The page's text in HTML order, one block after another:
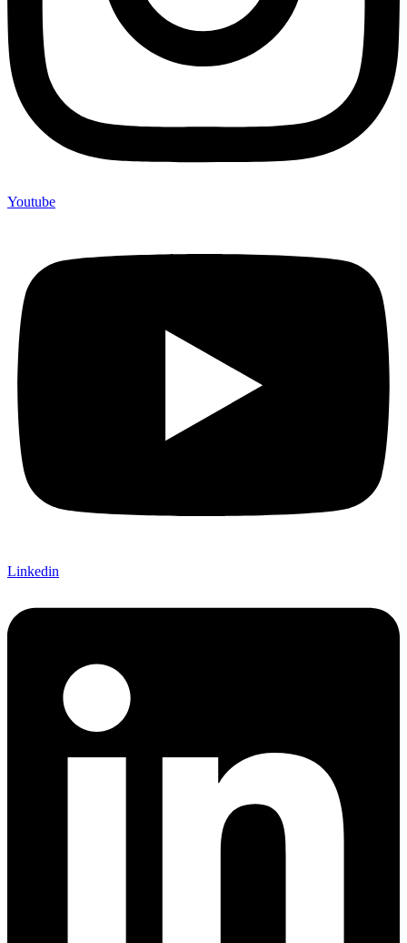
Youtube
Linkedin